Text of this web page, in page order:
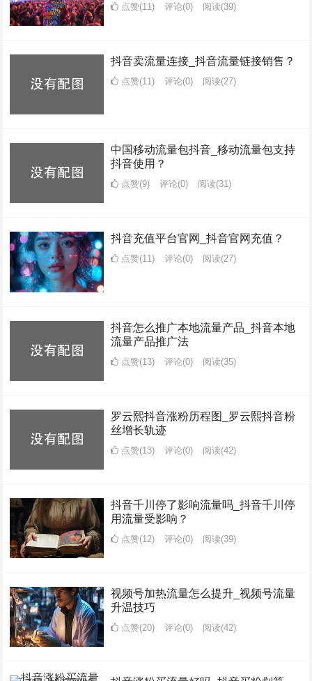
点赞(11) 评论(0) 阅读(39)
抖音卖流量连接_抖音流量链接销售？
点赞(11) 评论(0) 阅读(27)
中国移动流量包抖音_移动流量包支持
抖音使用？
点赞(9) 评论(0) 阅读(31)
抖音充值平台官网_抖音官网充值？
点赞(11) 评论(0) 阅读(27)
抖音怎么推广本地流量产品_抖音本地
流量产品推广法
点赞(13) 评论(0) 阅读(35)
罗云熙抖音涨粉历程图_罗云熙抖音粉
丝增长轨迹
点赞(13) 评论(0) 阅读(42)
抖音千川停了影响流量吗_抖音千川停
用流量受影响？
点赞(12) 评论(0) 阅读(39)
视频号加热流量怎么提升_视频号流量
升温技巧
点赞(20) 评论(0) 阅读(42)